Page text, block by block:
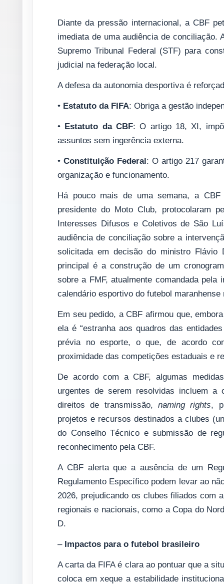
Diante da pressão internacional, a CBF
imediata de uma audiência de conciliação.
Supremo Tribunal Federal (STF) para
judicial na federação local.
A defesa da autonomia desportiva é
• Estatuto da FIFA: Obriga a gestão
• Estatuto da CBF: O artigo 18, XI,
assuntos sem ingerência externa.
• Constituição Federal: O artigo 217
organização e funcionamento.
Há pouco mais de uma semana, a
presidente do Moto Club, protocolaram
Interesses Difusos e Coletivos de São
audiência de conciliação sobre a
solicitada em decisão do ministro Flávio
principal é a construção de um
sobre a FMF, atualmente comandada
calendário esportivo do futebol maranhense
Em seu pedido, a CBF afirmou que,
ela é “estranha aos quadros das
prévia no esporte, o que, de acordo
proximidade das competições estaduais e
De acordo com a CBF, algumas
urgentes de serem resolvidas incluem a
direitos de transmissão,naming rights,
projetos e recursos destinados a clubes
do Conselho Técnico e submissão de
reconhecimento pela CBF.
A CBF alerta que a ausência de um
Regulamento Específico podem levar ao
2026, prejudicando os clubes filiados com
regionais e nacionais, como a Copa do
D.
– Impactos para o futebol brasileiro
A carta da FIFA é clara ao pontuar que a
coloca em xeque a estabilidade